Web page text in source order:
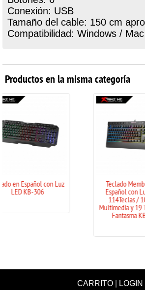
Conexión: USB
Tamaño del cable: 150 cm
Compatibilidad: Windows /
Productos en la misma categoría
Luz
Teclado Membrana en
Español con Luz LED /
114Teclas / 10 eclas
Multimedia y 19 Teclas Anti
Fantasma KB-508
CARRITO LOGIN